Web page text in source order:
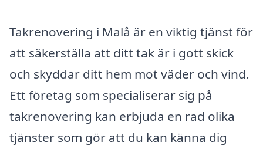
Takrenovering i Malå är en viktig tjänst för
att säkerställa att ditt tak är i gott skick
och skyddar ditt hem mot väder och vind.
Ett företag som specialiserar sig på
takrenovering kan erbjuda en rad olika
tjänster som gör att du kan känna dig